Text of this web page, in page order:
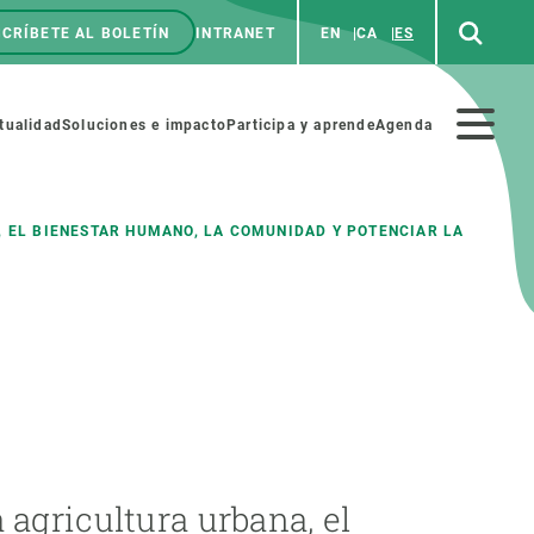
AL BOLETÍN INTRANET EN CA ES
Soluciones e impacto Participa y aprendeAgenda
BIENESTAR HUMANO, LA COMUNIDAD Y POTENCIAR LA
urbana, el
PF COLABORA